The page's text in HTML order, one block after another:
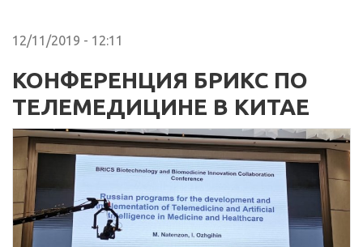
12/11/2019 - 12:11
КОНФЕРЕНЦИЯ БРИКС ПО
ТЕЛЕМЕДИЦИНЕ В КИТАЕ